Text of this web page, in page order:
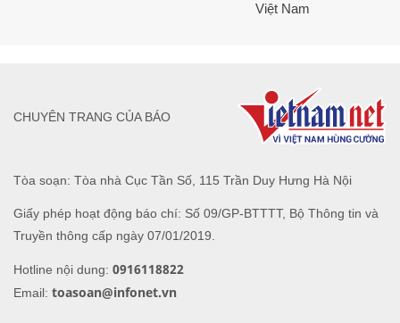
Việt Nam
Tòa soạn: Tòa nhà Cục Tần Số, 115 Trần Duy Hưng Hà Nội
Giấy phép hoạt động báo chí: Số 09/GP-BTTTT, Bộ Thông tin và
Truyền thông cấp ngày 07/01/2019.
Hotline nội dung: 0916118822
Email: toasoan@infonet.vn
CHUYÊN TRANG CỦA BÁO